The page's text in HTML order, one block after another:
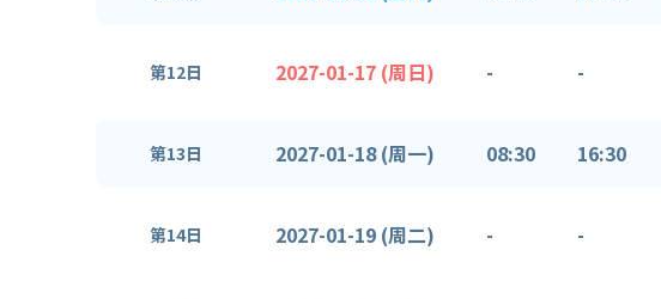
第12日 2027-01-17 (周日) - -
第13日 2027-01-18 (周一) 08:30 16:30
第14日 2027-01-19 (周二) - -